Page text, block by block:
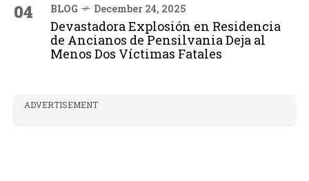
04 BLOG December 24, 2025
Devastadora Explosión en Residencia
de Ancianos de Pensilvania Deja al
Menos Dos Víctimas Fatales
ADVERTISEMENT